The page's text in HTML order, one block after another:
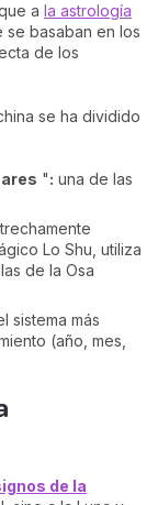
a la astrología
basaban en los
de los
se ha dividido
": una de las
Lo Shu, utiliza
de la Osa
sistema más
(año, mes,
de la